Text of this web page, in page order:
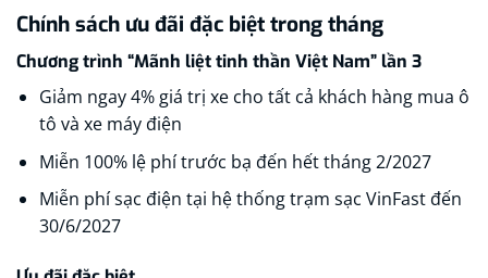
Chính sách ưu đãi đặc biệt trong tháng
Chương trình “Mãnh liệt tinh thần Việt Nam” lần 3
Giảm ngay 4% giá trị xe cho tất cả khách hàng mua ô
tô và xe máy điện​
Miễn 100% lệ phí trước bạ đến hết tháng 2/2027
Miễn phí sạc điện tại hệ thống trạm sạc VinFast đến
30/6/2027​